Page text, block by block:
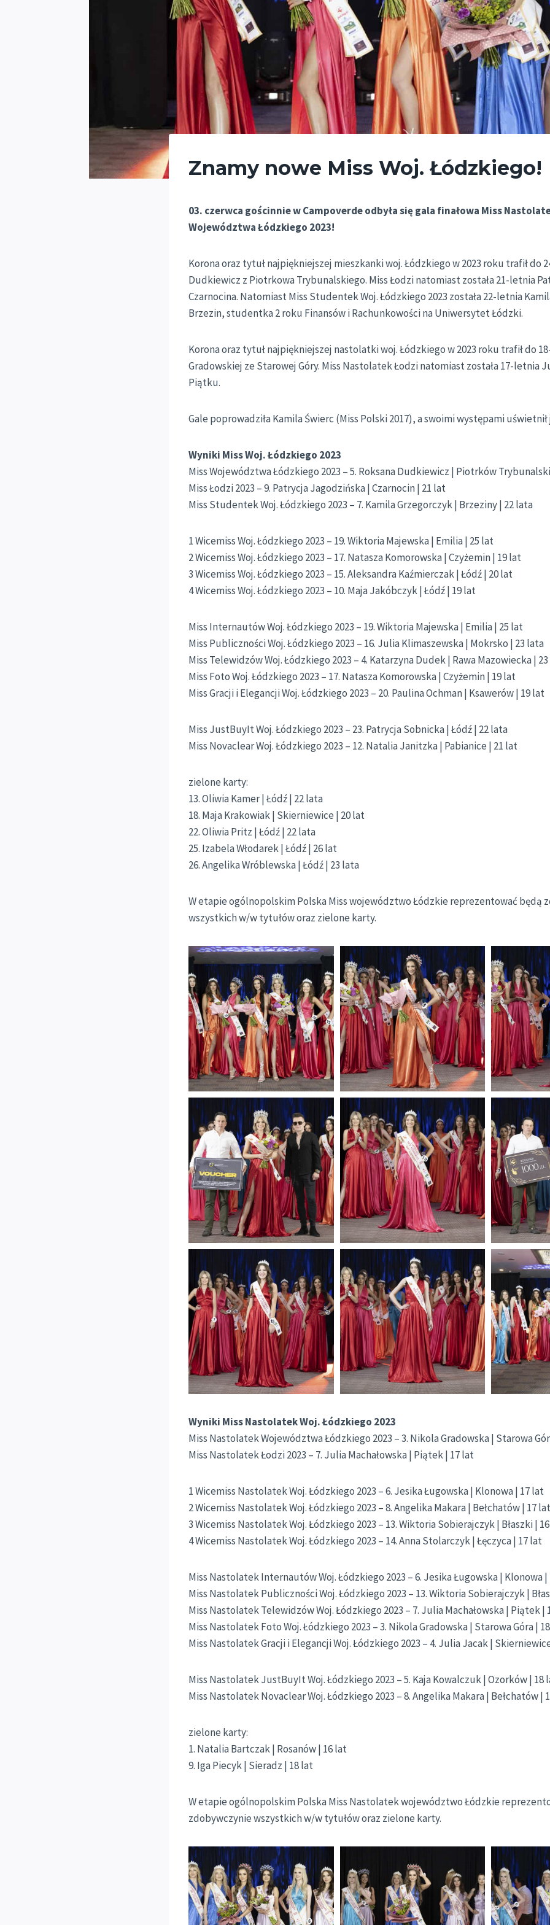
Znamy nowe Miss Woj. Łódzkiego!
03. czerwca gościnnie w Campoverde odbyła się gala finałowa Miss
Województwa Łódzkiego 2023!
Korona oraz tytuł najpiękniejszej mieszkanki woj. Łódzkiego w 2023 roku trafił do
Dudkiewicz z Piotrkowa Trybunalskiego. Miss Łodzi natomiast została 21-letnia
Czarnocina. Natomiast Miss Studentek Woj. Łódzkiego 2023 została 22-letnia
Brzezin, studentka 2 roku Finansów i Rachunkowości na Uniwersytet Łódzki.
Korona oraz tytuł najpiękniejszej nastolatki woj. Łódzkiego w 2023 roku trafił do
Gradowskiej ze Starowej Góry. Miss Nastolatek Łodzi natomiast została 17-letnia
Piątku.
Gale poprowadziła Kamila Świerc (Miss Polski 2017), a swoimi występami uświetnił
Wyniki Miss Woj. Łódzkiego 2023
Miss Województwa Łódzkiego 2023 – 5. Roksana Dudkiewicz | Piotrków
Miss Łodzi 2023 – 9. Patrycja Jagodzińska | Czarnocin | 21 lat
Miss Studentek Woj. Łódzkiego 2023 – 7. Kamila Grzegorczyk | Brzeziny | 22 lata
1 Wicemiss Woj. Łódzkiego 2023 – 19. Wiktoria Majewska | Emilia | 25 lat
2 Wicemiss Woj. Łódzkiego 2023 – 17. Natasza Komorowska | Czyżemin | 19 lat
3 Wicemiss Woj. Łódzkiego 2023 – 15. Aleksandra Kaźmierczak | Łódź | 20 lat
4 Wicemiss Woj. Łódzkiego 2023 – 10. Maja Jakóbczyk | Łódź | 19 lat
Miss Internautów Woj. Łódzkiego 2023 – 19. Wiktoria Majewska | Emilia | 25 lat
Miss Publiczności Woj. Łódzkiego 2023 – 16. Julia Klimaszewska | Mokrsko | 23 lata
Miss Telewidzów Woj. Łódzkiego 2023 – 4. Katarzyna Dudek | Rawa Mazowiecka |
Miss Foto Woj. Łódzkiego 2023 – 17. Natasza Komorowska | Czyżemin | 19 lat
Miss Gracji i Elegancji Woj. Łódzkiego 2023 – 20. Paulina Ochman | Ksawerów | 19 lat
Miss JustBuyIt Woj. Łódzkiego 2023 – 23. Patrycja Sobnicka | Łódź | 22 lata
Miss Novaclear Woj. Łódzkiego 2023 – 12. Natalia Janitzka | Pabianice | 21 lat
zielone karty:
13. Oliwia Kamer | Łódź | 22 lata
18. Maja Krakowiak | Skierniewice | 20 lat
22. Oliwia Pritz | Łódź | 22 lata
25. Izabela Włodarek | Łódź | 26 lat
26. Angelika Wróblewska | Łódź | 23 lata
W etapie ogólnopolskim Polska Miss województwo Łódzkie reprezentować będą
wszystkich w/w tytułów oraz zielone karty.
Wyniki Miss Nastolatek Woj. Łódzkiego 2023
Miss Nastolatek Województwa Łódzkiego 2023 – 3. Nikola Gradowska | Starowa
Miss Nastolatek Łodzi 2023 – 7. Julia Machałowska | Piątek | 17 lat
1 Wicemiss Nastolatek Woj. Łódzkiego 2023 – 6. Jesika Ługowska | Klonowa | 17 lat
2 Wicemiss Nastolatek Woj. Łódzkiego 2023 – 8. Angelika Makara | Bełchatów | 17 lat
3 Wicemiss Nastolatek Woj. Łódzkiego 2023 – 13. Wiktoria Sobierajczyk | Błaszki |
4 Wicemiss Nastolatek Woj. Łódzkiego 2023 – 14. Anna Stolarczyk | Łęczyca | 17 lat
Miss Nastolatek Internautów Woj. Łódzkiego 2023 – 6. Jesika Ługowska | Klonowa |
Miss Nastolatek Publiczności Woj. Łódzkiego 2023 – 13. Wiktoria Sobierajczyk |
Miss Nastolatek Telewidzów Woj. Łódzkiego 2023 – 7. Julia Machałowska | Piątek |
Miss Nastolatek Foto Woj. Łódzkiego 2023 – 3. Nikola Gradowska | Starowa Góra |
Miss Nastolatek Gracji i Elegancji Woj. Łódzkiego 2023 – 4. Julia Jacak |
Miss Nastolatek JustBuyIt Woj. Łódzkiego 2023 – 5. Kaja Kowalczuk | Ozorków | 18
Miss Nastolatek Novaclear Woj. Łódzkiego 2023 – 8. Angelika Makara | Bełchatów |
zielone karty:
1. Natalia Bartczak | Rosanów | 16 lat
9. Iga Piecyk | Sieradz | 18 lat
W etapie ogólnopolskim Polska Miss Nastolatek województwo Łódzkie
zdobywczynie wszystkich w/w tytułów oraz zielone karty.